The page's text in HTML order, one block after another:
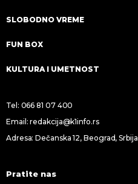
SLOBODNO VREME
FUN BOX
KULTURA I UMETNOST
Tel: 066 81 07 400
Email:redakcija@k1info.rs
Adresa: Dečanska 12, Beograd, Srbija
Pratite nas